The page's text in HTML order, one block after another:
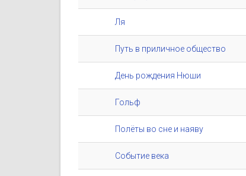
Ля
Путь в приличное общество
День рождения Нюши
Гольф
Полёты во сне и наяву
Событие века